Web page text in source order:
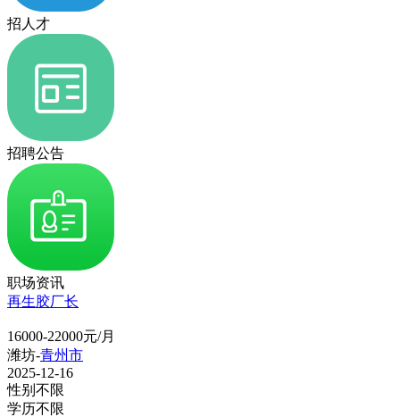
招人才
招聘公告
职场资讯
再生胶厂长
16000-22000元/月
潍坊-青州市
2025-12-16
性别不限
学历不限